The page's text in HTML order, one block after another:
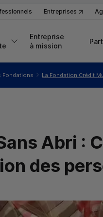
Entreprises
Entreprise
à mission
Fondations La Fondation Crédit
Abri :
des